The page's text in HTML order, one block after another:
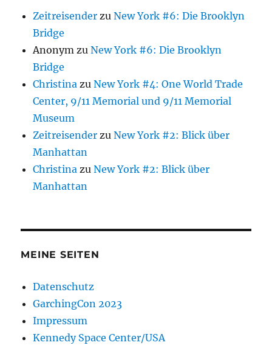
Zeitreisender zuNew York #6: Die Brooklyn
Bridge
Anonym zuNew York #6: Die Brooklyn
Bridge
Christina zuNew York #4: One World Trade
Center, 9/11 Memorial und 9/11 Memorial
Museum
Zeitreisender zuNew York #2: Blick über
Manhattan
Christina zuNew York #2: Blick über
Manhattan
MEINE SEITEN
Datenschutz
GarchingCon 2023
Impressum
Kennedy Space Center/USA